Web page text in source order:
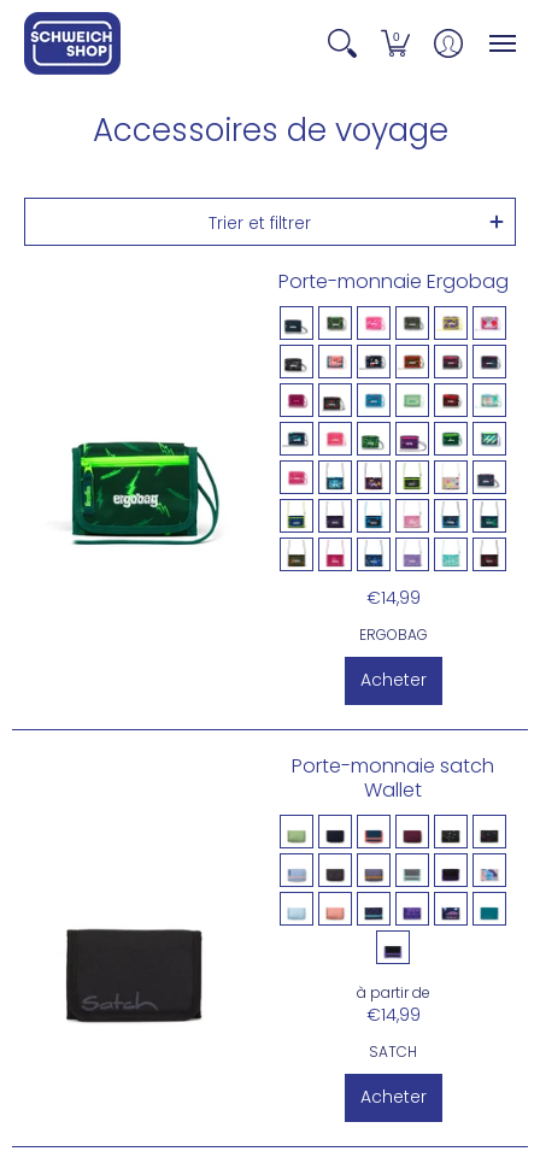
0
Accessoires de voyage
Trier et filtrer
Porte-monnaie Ergobag
€14,99
ERGOBAG
Acheter
Porte-monnaie satch
Wallet
à partir de
€14,99
SATCH
Acheter